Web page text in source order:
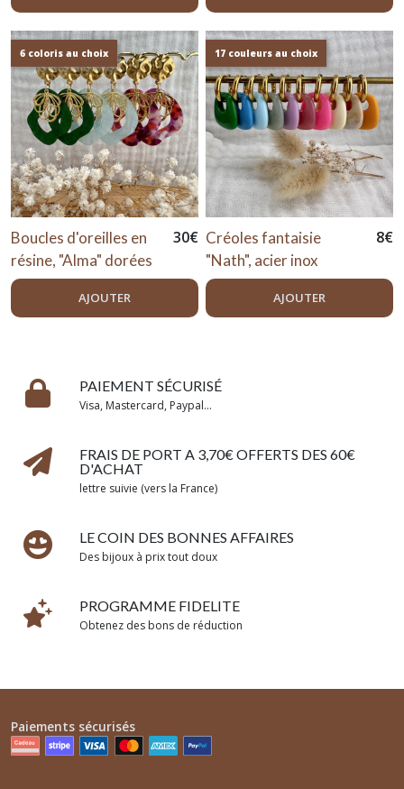
6 coloris au choix
Boucles d'oreilles en
résine, "Alma" dorées
30€
AJOUTER
17 couleurs au choix
Créoles fantaisie
"Nath", acier inox
8€
AJOUTER
PAIEMENT SÉCURISÉ
Visa, Mastercard, Paypal...
FRAIS DE PORT A 3,70€ OFFERTS DES 60€
D'ACHAT
lettre suivie (vers la France)
LE COIN DES BONNES AFFAIRES
Des bijoux à prix tout doux
PROGRAMME FIDELITE
Obtenez des bons de réduction
Paiements sécurisés